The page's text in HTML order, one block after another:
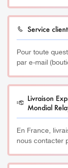
Service
Pour toute
par e-mail
Livraison
Mondial
En France,
nous contacter